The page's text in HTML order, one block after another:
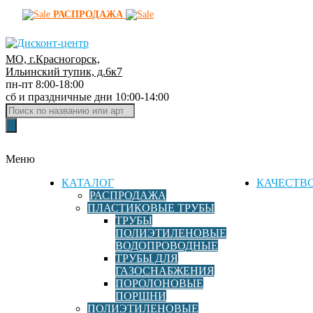
РАСПРОДАЖА
Д
и
с
к
о
т
МО, г.Красногорск,
Ильинский тупик, д.6к7
пн-пт 8:00-18:00
сб и праздничные дни 10:00-14:00
Поиск
товаров
Меню
КАТАЛОГ
РАСПРОДАЖА
ПЛАСТИКОВЫЕ ТРУБЫ
ТРУБЫ
ПОЛИЭТИЛЕНОВЫЕ
ВОДОПРОВОДНЫЕ
ТРУБЫ ДЛЯ
ГАЗОСНАБЖЕНИЯ
ПОРОЛОНОВЫЕ
ПОРШНИ
ПОЛИЭТИЛЕНОВЫЕ